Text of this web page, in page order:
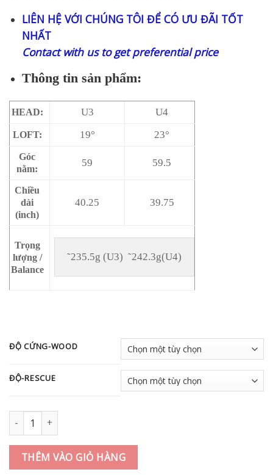
gốc
là:
hiện
tại
8.930.000 ₫.
LIÊN HỆ VỚI CHÚNG TÔI ĐỂ CÓ ƯU ĐÃI TỐT
NHẤT
Contact with us to get preferential price
Thông tin sản phẩm:
HEAD: U3 U4
LOFT: 19° 23°
Góc
nằm:
59 59.5
Chiều
dài
(inch)
40.25 39.75
Trọng
lượng /
Balance
˜235.5g (U3)  ˜242.3g(U4)
ĐỘ CỨNG-WOOD
ĐỘ-RESCUE
Gậy Golf Utility BAHAMA EB-33 số lượng
THÊM VÀO GIỎ HÀNG